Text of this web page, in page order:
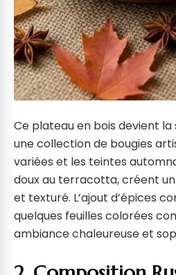
Ce plateau en bois devient
une collection de bougies
variées et les teintes
doux au terracotta, créent
et texturé. L’ajout d’épices
quelques feuilles colorées
ambiance chaleureuse et